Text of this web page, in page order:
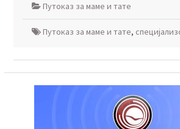
Путоказ за маме и тате
Путоказ за маме и тате,